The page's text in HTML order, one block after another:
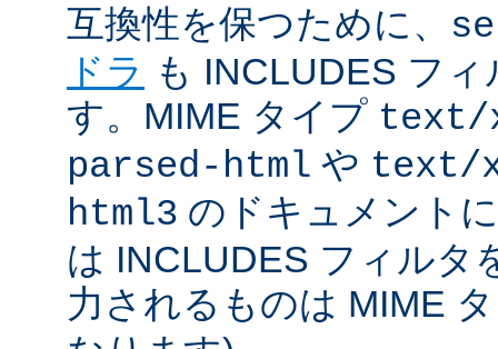
互換性を保つために、
ドラ も INCLUDES フ
す。MIME タイプ text/
parsed-html や text/
html3 のドキュメント
は INCLUDES フィルタ
力されるものは MIME